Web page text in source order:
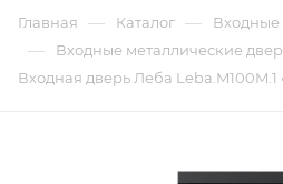
Главная — Каталог — Входные
— Входные металлические
Входная дверь Леба